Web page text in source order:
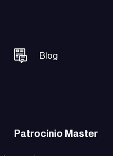
Blog
Patrocínio Master